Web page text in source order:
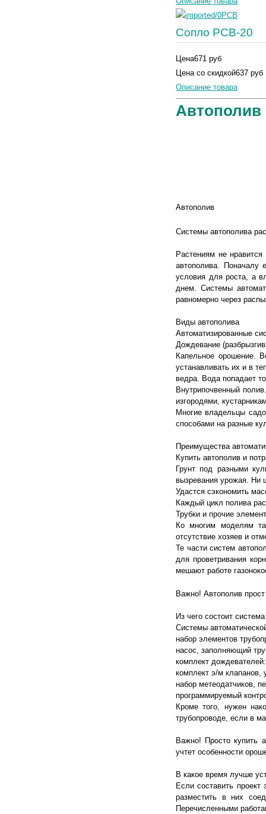
Сопло PCB-20
Цена671 руб
Цена со скидкой637 руб
Описание товара
Автополив
Автополив
Системы автополива
Растениям не
автополива. Поначалу
условия для роста, а
днем. Системы
равномерно через
Виды автополива
Автоматизированные
Дождевание
Капельное орошение.
устанавливать их и в
ведра. Вода попадает
Внутрипочвенный
изгородями,
Многие владельцы
способами на разные
Преимущества
Купить автополив и
Грунт под разными
вызревания урожая. Ни
Удастся сэкономить
Каждый цикл полива
Трубки и прочие
Ко многим моделям
отсутствие хозяев и
Те части систем
для проветривания
мешают работе
Важно! Автополив
Из чего состоит
Системы
набор элементов
насос, заполняющий
комплект
комплект э/м
набор метеодатчиков,
программируемый
Кроме того, нужен
трубопроводе, если в
Важно! Просто купить
учтет особенности
В какое время лучше
Если составить
разместить в них
Перечисленными